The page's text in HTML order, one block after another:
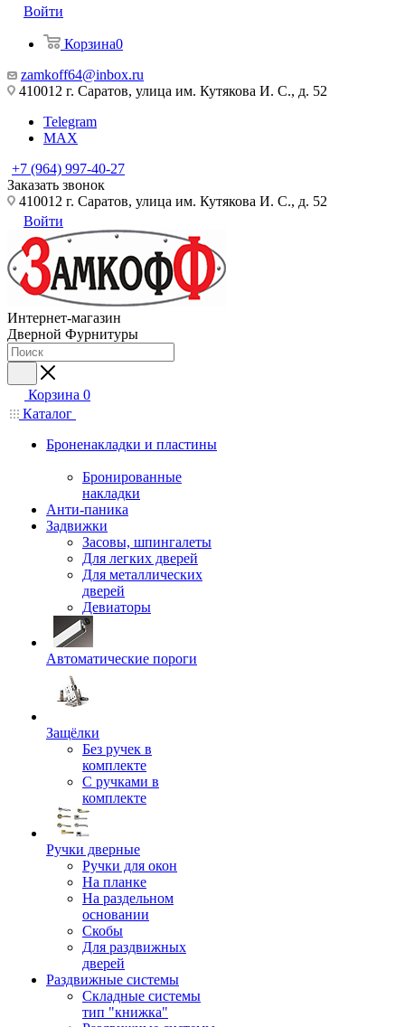
Войти
Корзина0
zamkoff64@inbox.ru
410012 г. Саратов, улица им. Кутякова И. С., д. 52
Telegram
MAX
+7 (964) 997-40-27
Заказать звонок
410012 г. Саратов, улица им. Кутякова И. С., д. 52
Войти
Интернет-магазин
Дверной Фурнитуры
Корзина 0
Каталог
Броненакладки и пластины
Бронированные
накладки
Анти-паника
Задвижки
Засовы, шпингалеты
Для легких дверей
Для металлических
дверей
Девиаторы
Автоматические пороги
Защёлки
Без ручек в
комплекте
С ручками в
комплекте
Ручки дверные
Ручки для окон
На планке
На раздельном
основании
Скобы
Для раздвижных
дверей
Раздвижные системы
Складные системы
тип "книжка"